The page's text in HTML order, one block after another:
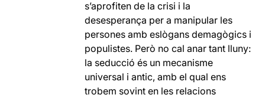
s’aprofiten de la crisi i la
desesperança per a manipular les
persones amb eslògans demagògics i
populistes. Però no cal anar tant lluny:
la seducció és un mecanisme
universal i antic, amb el qual ens
trobem sovint en les relacions